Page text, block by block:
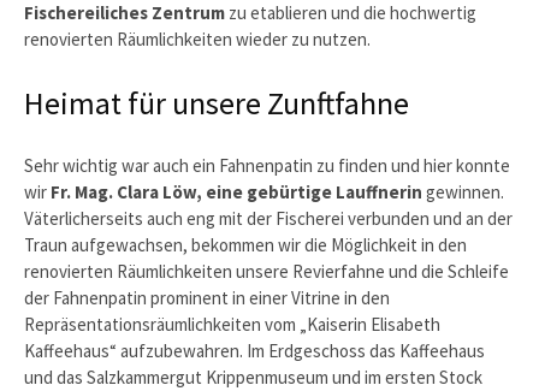
Fischereiliches Zentrum zu etablieren und die hochwertig
renovierten Räumlichkeiten wieder zu nutzen.
Heimat für unsere Zunftfahne
Sehr wichtig war auch ein Fahnenpatin zu finden und hier konnte
wir Fr. Mag. Clara Löw, eine gebürtige Lauffnerin gewinnen.
Väterlicherseits auch eng mit der Fischerei verbunden und an der
Traun aufgewachsen, bekommen wir die Möglichkeit in den
renovierten Räumlichkeiten unsere Revierfahne und die Schleife
der Fahnenpatin prominent in einer Vitrine in den
Repräsentationsräumlichkeiten vom „Kaiserin Elisabeth
Kaffeehaus“ aufzubewahren. Im Erdgeschoss das Kaffeehaus
und das Salzkammergut Krippenmuseum und im ersten Stock